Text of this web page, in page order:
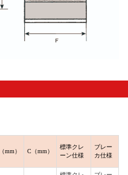
mm） C（mm）
標準クレ
ーン仕様
ブレー
カ仕様